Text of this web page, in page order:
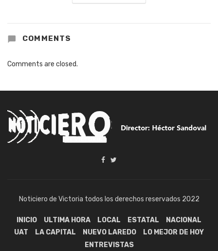
COMMENTS
Comments are closed.
Noticiero de Victoria todos los derechos reservados 2022
INICIO ULTIMA HORA LOCAL ESTATAL
NACIONAL
UAT
LA CAPITAL NUEVO LAREDO
LO MEJOR DE HOY
ENTREVISTAS